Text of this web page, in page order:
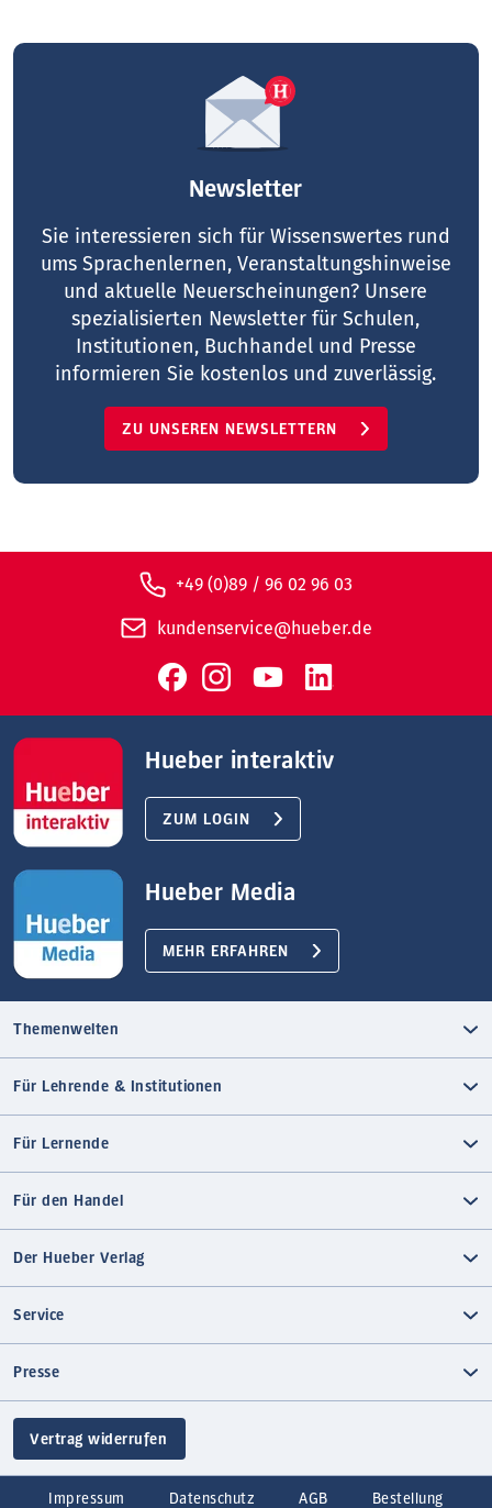
Newsletter
Sie interessieren sich für Wissenswertes rund
ums Sprachenlernen, Veranstaltungshinweise
und aktuelle Neuerscheinungen? Unsere
spezialisierten Newsletter für Schulen,
Institutionen, Buchhandel und Presse
informieren Sie kostenlos und zuverlässig.
ZU UNSEREN NEWSLETTERN
+49 (0)89 / 96 02 96 03
kundenservice@hueber.de
Hueber interaktiv
ZUM LOGIN
Hueber Media
MEHR ERFAHREN
Themenwelten
Für Lehrende & Institutionen
Für Lernende
Für den Handel
Der Hueber Verlag
Service
Presse
Vertrag widerrufen
Impressum Datenschutz AGB Bestellung